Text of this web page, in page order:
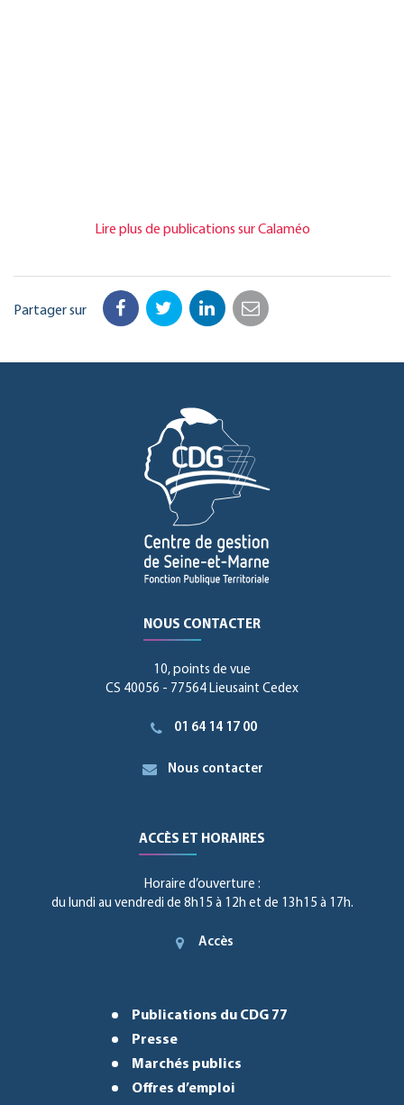
Lire plus de publications sur Calaméo
Partager sur Facebook
TwitterLinkedIn
Email
NOUS CONTACTER
10, points de vue
CS 40056 - 77564 Lieusaint Cedex
01 64 14 17 00
Nous contacter
ACCÈS ET HORAIRES
Horaire d’ouverture :
du lundi au vendredi de 8h15 à 12h et de 13h15 à 17h.
Accès
Publications du CDG 77
Presse
Marchés publics
Offres d’emploi